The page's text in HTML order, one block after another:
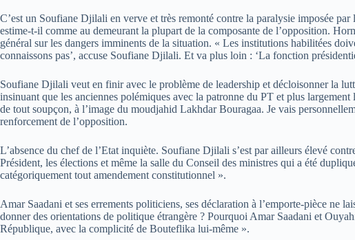
C’est un Soufiane Djilali en verve et très remonté contre la paralysie imposée
estime-t-il comme au demeurant la plupart de la composante de l’opposition.
général sur les dangers imminents de la situation. « Les institutions habilitées
connaissons pas’, accuse Soufiane Djilali. Et va plus loin : ‘La fonction
Soufiane Djilali veut en finir avec le problème de leadership et décloisonner la
insinuant que les anciennes polémiques avec la patronne du PT et plus
de tout soupçon, à l’image du moudjahid Lakhdar Bouragaa. Je vais
renforcement de l’opposition.
L’absence du chef de l’Etat inquiète. Soufiane Djilali s’est par ailleurs élevé
Président, les élections et même la salle du Conseil des ministres qui a été
catégoriquement tout amendement constitutionnel ».
Amar Saadani et ses errements politiciens, ses déclaration à l’emporte-pièce
donner des orientations de politique étrangère ? Pourquoi Amar Saadani et
République, avec la complicité de Bouteflika lui-même ».